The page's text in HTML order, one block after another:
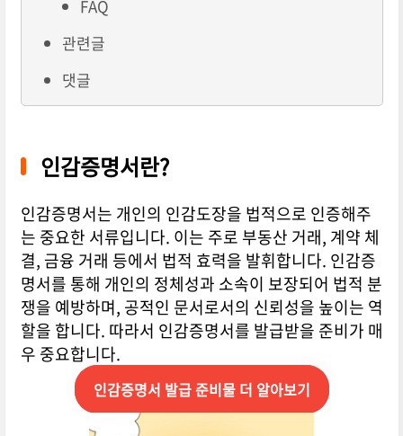
FAQ
관련글
댓글
인감증명서란?
인감증명서는 개인의 인감도장을 법적으로 인증해주
는 중요한 서류입니다. 이는 주로 부동산 거래, 계약 체
결, 금융 거래 등에서 법적 효력을 발휘합니다. 인감증
명서를 통해 개인의 정체성과 소속이 보장되어 법적 분
쟁을 예방하며, 공적인 문서로서의 신뢰성을 높이는 역
할을 합니다. 따라서 인감증명서를 발급받을 준비가 매
우 중요합니다.
인감증명서 발급 준비물 더 알아보기